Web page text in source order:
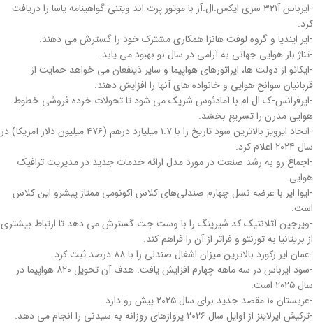
-ایرباس آ۳۲۱ سری ایکس.ال.آر با موتور پرت اند ویتنی گواهینامه یاسا را دریافت
کرد.
-ایر ایندیا و گروه لوفت هانزا همکاری مشترک خود را گسترش می دهند.
-تناژ بار هوایی جهانی به آرامی در سال نو بهبود می یابد.
-ایکائو از دولت ها، اپراتورهای هواپیما و سایر ذینفعان می خواهد حمایت از
قربانیان سوانح هوایی و خانواده های آنها را افزایش دهند.
-ایرفرانس-ک.ال.ام با آمادئوس شریک می شود تا تحولات خرده فروشی خطوط
هوایی مدرن را تسریع بخشد.
-اتحاد ایرویز بالاترین سود تاریخ را با ۱.۷ میلیارد درهم (۴۷۶ میلیون دلار آمریکا) در
سال ۲۰۲۴ اعلام کرد.
-اجماع رو به رشد صنعت در مورد مدل ارائه خدمات جدید در مدیریت ترافیک
هوایی.
-ایوا ایر با عرضه نسل چهارم صندلی‌های کلاس اکونومی ممتاز پیشرو این کلاس
است.
-ویرجین آتلانتیک کد شیرینگ را با وست جت گسترش می دهد تا ارتباط بیشتری
از بریتانیا به تورنتو و فراتر از آن را فراهم کند.
-عمان ایر رکورد بالاترین میزان اشغال صندلی را با ۸۸ درصد ثبت کرد.
-سود ایرباس در سه ماهه چهارم افزایش یافت. هدف آن تحویل ۸۲۰ هواپیما در
سال ۲۰۲۵ است.
-عربستان ۱۰ مقصد جدید برای سال ۲۰۲۵ پیش رو دارد.
-ترکیش ایرلاینز از اوایل سال ۲۰۲۶ پروازهای روزانه به سیدنی را انجام می دهد.